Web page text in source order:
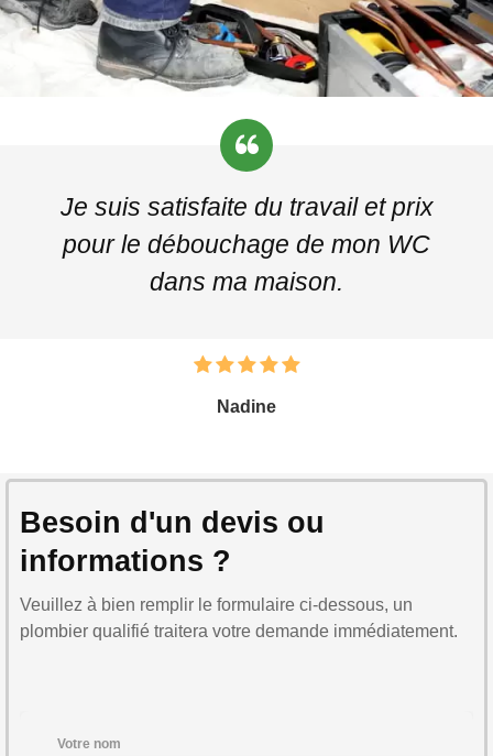
Je suis satisfaite du travail et prix
pour le débouchage de mon WC
dans ma maison.
Nadine
Besoin d'un devis ou
informations ?
Veuillez à bien remplir le formulaire ci-dessous, un
plombier qualifié traitera votre demande immédiatement.
Votre nom